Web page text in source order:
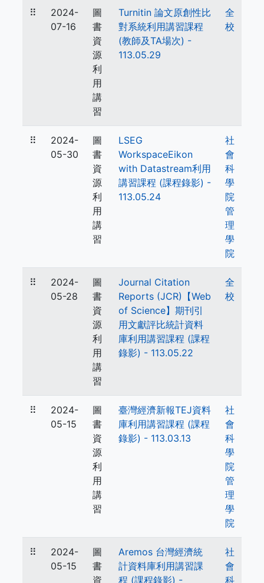
⠿
2024-
07-16
圖
書
資
源
利
用
講
習
Turnitin 論文原創性比
對系統利用講習課程
(教師及TA場次) -
113.05.29
全
校
⠿
2024-
05-30
圖
書
資
源
利
用
講
習
LSEG
WorkspaceEikon
with Datastream利用
講習課程 (課程錄影) -
113.05.24
社
會
科
學
院
管
理
學
院
⠿
2024-
05-28
圖
書
資
源
利
用
講
習
Journal Citation
Reports (JCR)【Web
of Science】期刊引
用文獻評比統計資料
庫利用講習課程 (課程
錄影) - 113.05.22
全
校
⠿
2024-
05-15
圖
書
資
源
利
用
講
習
臺灣經濟新報TEJ資料
庫利用講習課程 (課程
錄影) - 113.03.13
社
會
科
學
院
管
理
學
院
⠿
2024-
05-15
圖
書
資
Aremos 台灣經濟統
計資料庫利用講習課
程 (課程錄影) -
社
會
科